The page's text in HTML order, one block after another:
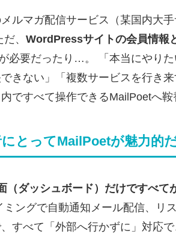
ルマガ配信サービス（某国内大
、 WordPressサイトの会員情報
必要だったり…。 「本当にやり
きない」「複数サービスを行き
ですべて操作できるMailPoetへ鞍
とってMailPoetが魅力的
（ダッシュボード）だけですべて
ングで自動通知メール配信、リ
すべて「外部へ行かずに」対応